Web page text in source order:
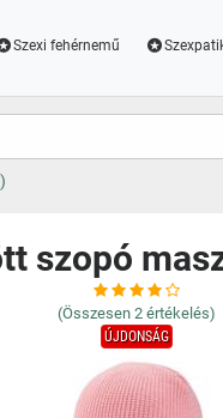
Szexi fehérnemű
szopó
(Összesen 2 értékelés)
ÚJDONSÁG